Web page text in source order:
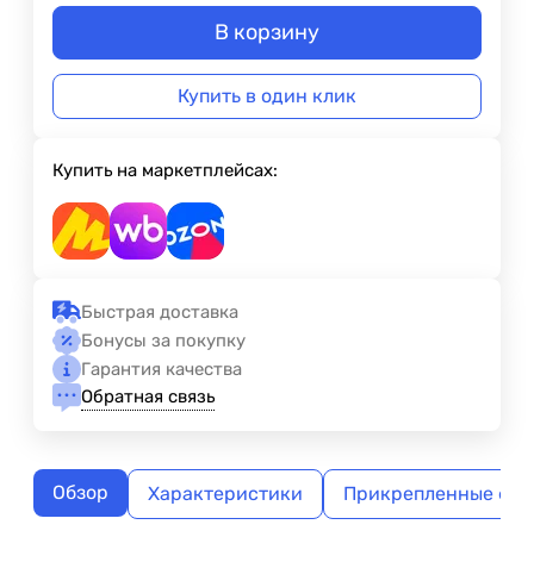
В корзину
Купить в один клик
Купить на маркетплейсах:
Быстрая доставка
Бонусы за покупку
Гарантия качества
Обратная связь
Обзор Характеристики Прикрепленные